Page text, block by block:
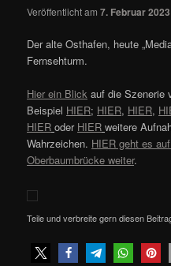
Veröffentlicht am7. Februar 2023
Der alte Osthafen, heute
Fernsehturm.
Hier ein Blick auf die Szenerie
Beispiel HIER; HIER, HIER,
HIER oder HIER weitere
Wahrzeichen. HIER geht es
Oberbaumbrücke weiter.
Teile und verbreite gern diesen